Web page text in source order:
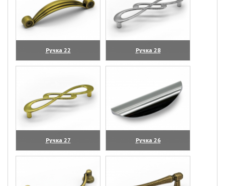
Ручка 22
(увеличить)
Ручка 28
(увеличить)
Ручка 27
(увеличить)
Ручка 26
(увеличить)